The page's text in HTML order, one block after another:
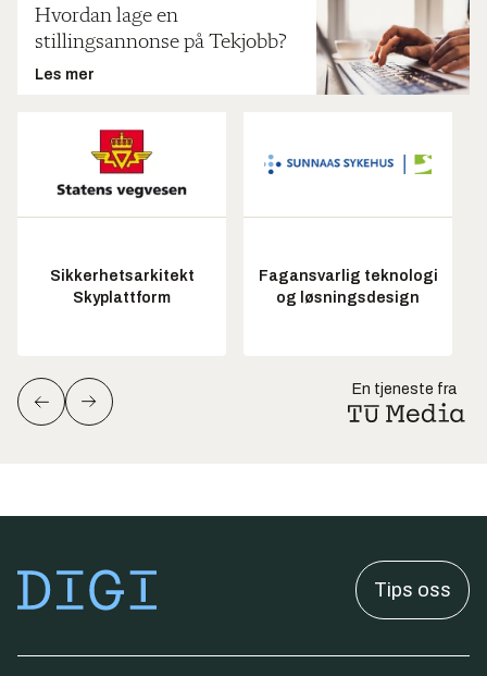
Hvordan lage en
stillingsannonse på Tekjobb?
Les mer
Sikkerhetsarkitekt
Skyplattform
Fagansvarlig teknologi
og løsningsdesign
En tjeneste fra
Tips oss